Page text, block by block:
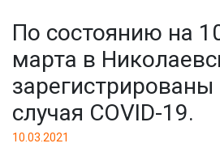
По состоянию на
марта в
случая COVID-19.
10.03.2021